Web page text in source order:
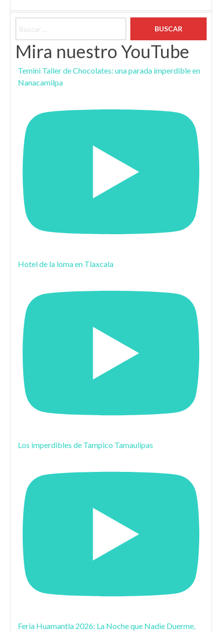
Mira nuestro YouTube
Temini Taller de Chocolates: una parada imperdible en
Nanacamilpa
Hotel de la loma en Tlaxcala
Los imperdibles de Tampico Tamaulipas
Feria Huamantla 2026: La Noche que Nadie Duerme,